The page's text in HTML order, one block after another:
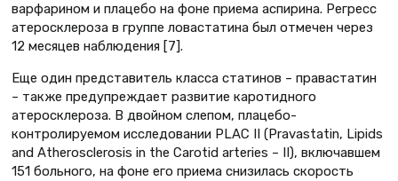
варфарином и плацебо на фоне приема аспирина. Регресс
атеросклероза в группе ловастатина был отмечен через
12 месяцев наблюдения [7].
Еще один представитель класса статинов – правастатин
– также предупреждает развитие каротидного
атеросклероза. В двойном слепом, плацебо-
контролируемом исследовании PLAC II (Pravastatin, Lipids
and Atherosclerosis in the Carotid arteries – II), включавшем
151 больного, на фоне его приема снизилась скорость